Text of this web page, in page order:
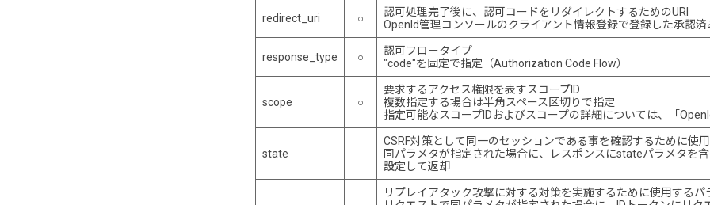
redirect_uri ○
認可処理完了後に、認可コードをリダイレクトするためのURI
OpenId管理コンソールのクライアント情報登録で登録した承認
response_type ○
認可フロータイプ
"code"を固定で指定（Authorization Code Flow）
scope ○
要求するアクセス権限を表すスコープID
複数指定する場合は半角スペース区切りで指定
指定可能なスコープIDおよびスコープの詳細については、「
state
CSRF対策として同一のセッションである事を確認するために使
同パラメタが指定された場合に、レスポンスにstateパラメタを
設定して返却
リプレイアタック攻撃に対する対策を実施するために使用するパ